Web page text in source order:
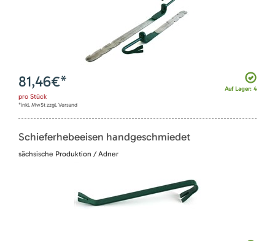
Auf Lager: 4
81,46€*
pro Stück
*inkl. MwSt zzgl. Versand
Schieferhebeeisen handgeschmiedet
sächsische Produktion / Adner